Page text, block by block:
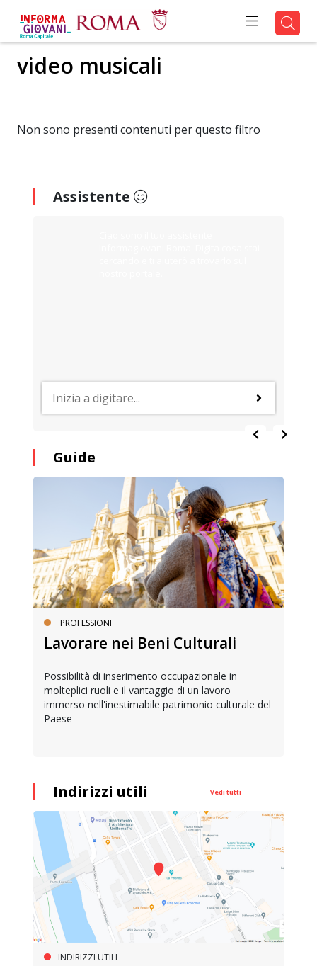
video musicali
Non sono presenti contenuti per questo filtro
Assistente
Guide
PROFESSIONI
Lavorare nei Beni Culturali
Possibilità di inserimento occupazionale in
molteplici ruoli e il vantaggio di un lavoro
immerso nell'inestimabile patrimonio culturale del
Paese
Indirizzi utili Vedi tutti
INDIRIZZI UTILI